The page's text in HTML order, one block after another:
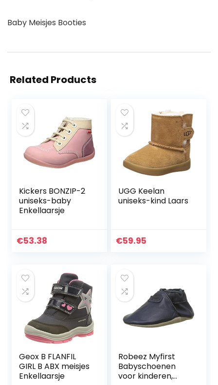
Baby Meisjes Booties
Related Products
Kickers BONZIP-2
uniseks-baby
Enkellaarsje
€53.38
UGG Keelan
uniseks-kind Laars
€59.95
Geox B FLANFIL
GIRL B ABX meisjes
Enkellaarsje
Robeez Myfirst
Babyschoenen
voor kinderen,